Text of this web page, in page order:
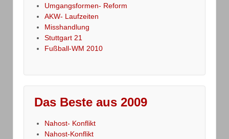
Umgangsformen- Reform
AKW- Laufzeiten
Misshandlung
Stuttgart 21
Fußball-WM 2010
Das Beste aus 2009
Nahost- Konflikt
Nahost-Konflikt